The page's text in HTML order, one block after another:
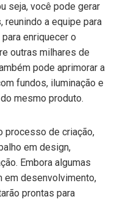
seja, você pode gerar
reunindo a equipe para
enriquecer o
outras milhares de
pode aprimorar a
fundos, iluminação e
mesmo produto.
processo de criação,
em design,
Embora algumas
em desenvolvimento,
prontas para